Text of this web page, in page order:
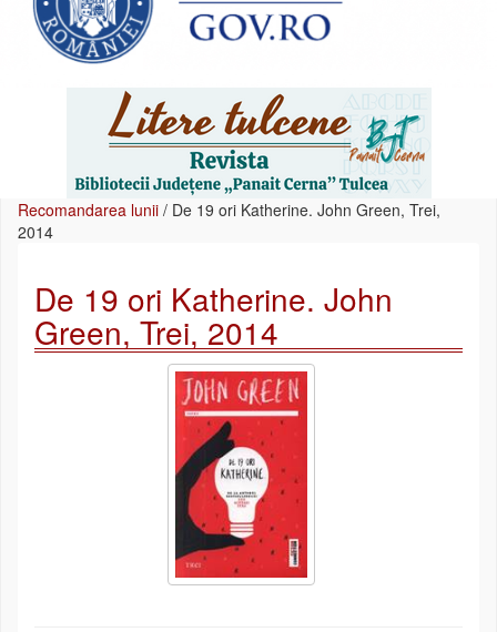
Recomandarea lunii / De 19 ori Katherine. John Green, Trei,
2014
De 19 ori Katherine. John
Green, Trei, 2014